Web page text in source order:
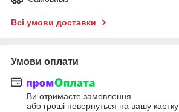
Всі умови доставки
Умови оплати
Ви отримаєте замовлення
або гроші повернуться на вашу картку